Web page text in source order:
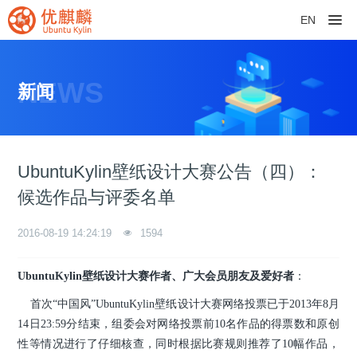
EN
NEWS
新闻
UbuntuKylin壁纸设计大赛公告（四）：
候选作品与评委名单
2016-08-19 14:24:19 1594
UbuntuKylin壁纸设计大赛作者、广大会员朋友及爱好者 ：
首次“中国风”UbuntuKylin壁纸设计大赛网络投票已于2013年8月
14日23:59分结束，组委会对网络投票前10名作品的得票数和原创
性等情况进行了仔细核查，同时根据比赛规则推荐了10幅作品，